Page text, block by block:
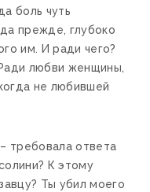
боль чуть
прежде, глубоко
им. И ради чего?
любви женщины,
не любившей
требовала ответа
К этому
Ты убил моего